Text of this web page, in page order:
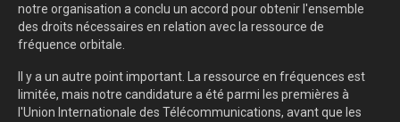
notre organisation a conclu un accord pour obtenir l'ensemble
des droits nécessaires en relation avec la ressource de
fréquence orbitale.
Il y a un autre point important. La ressource en fréquences est
limitée, mais notre candidature a été parmi les premières à
l'Union Internationale des Télécommunications, avant que les